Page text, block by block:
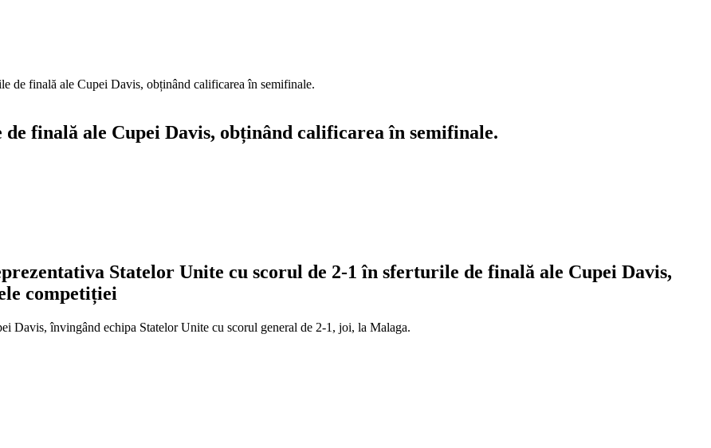
de finală ale Cupei Davis, obținând calificarea în semifinale.
finală ale Cupei Davis, obținând calificarea în semifinale.
Statelor Unite cu scorul de 2-1 în sferturile de finală ale Cupei Davis,
competiției
Davis, învingând echipa Statelor Unite cu scorul general de 2-1, joi, la Malaga.